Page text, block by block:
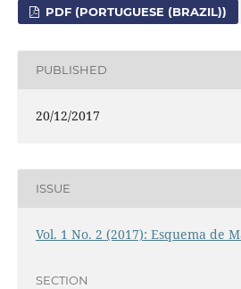
PDF (PORTUGUESE (BRAZIL))
PUBLISHED
20/12/2017
ISSUE
Vol. 1 No. 2 (2017): Esquema de
SECTION